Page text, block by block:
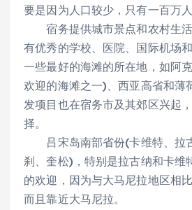
要是因为人口较少，只有一百万人
宿务提供城市景点和农村生活
有优秀的学校、医院、国际机场
一些最好的海滩的所在地，如阿
欢迎的海滩之一)、西亚高省和薄
发项目也在宿务市及其郊区兴起
择。
吕宋岛南部省份(卡维特、拉
刹、奎松)，特别是拉古纳和卡维
的欢迎，因为与大马尼拉地区相
而且靠近大马尼拉。